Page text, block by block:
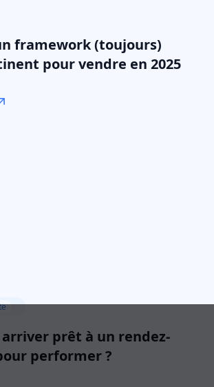
framework (toujours)
pour vendre en 2025
prêt à un rendez-
performer ?